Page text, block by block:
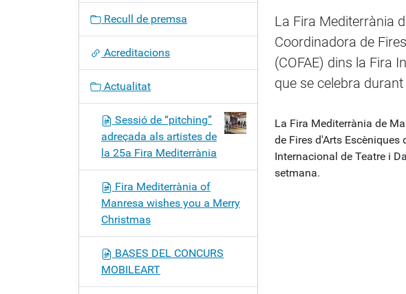
La Fira Mediterrània
Coordinadora de
(COFAE) dins la Fira
que se celebra
La Fira Mediterrània de
de Fires d'Arts Escèniques
Internacional de Teatre i
setmana.
ó
Recull de premsa
Acreditacions
Actualitat
Sessió de “pitching”
adreçada als artistes de
la 25a Fira Mediterrània
Fira Mediterrània of
Manresa wishes you a Merry
Christmas
BASES DEL CONCURS
MOBILEART